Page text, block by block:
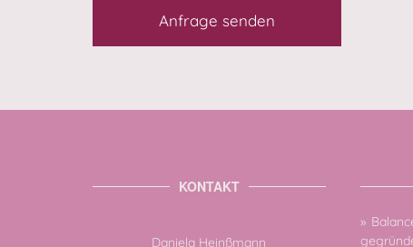
KONTAKT
Daniela Heinßmann